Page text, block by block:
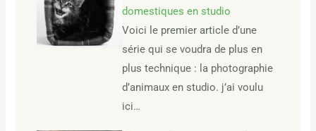
domestiques en studio
Voici le premier article d’une
série qui se voudra de plus en
plus technique : la photographie
d’animaux en studio. j’ai voulu
ici…